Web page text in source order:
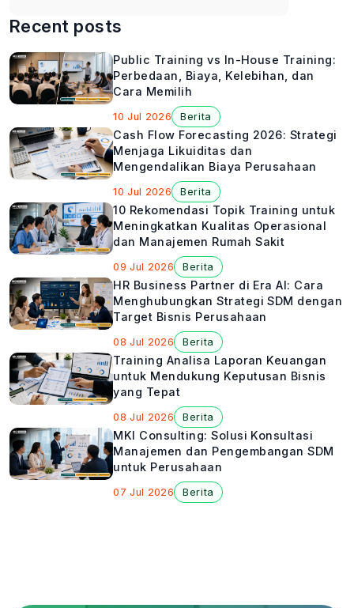
Recent posts
Public Training vs In-House Training:
Perbedaan, Biaya, Kelebihan, dan
Cara Memilih
10 Jul 2026 Berita
Cash Flow Forecasting 2026: Strategi
Menjaga Likuiditas dan
Mengendalikan Biaya Perusahaan
10 Jul 2026 Berita
10 Rekomendasi Topik Training untuk
Meningkatkan Kualitas Operasional
dan Manajemen Rumah Sakit
09 Jul 2026 Berita
HR Business Partner di Era AI: Cara
Menghubungkan Strategi SDM dengan
Target Bisnis Perusahaan
08 Jul 2026 Berita
Training Analisa Laporan Keuangan
untuk Mendukung Keputusan Bisnis
yang Tepat
08 Jul 2026 Berita
MKI Consulting: Solusi Konsultasi
Manajemen dan Pengembangan SDM
untuk Perusahaan
07 Jul 2026 Berita